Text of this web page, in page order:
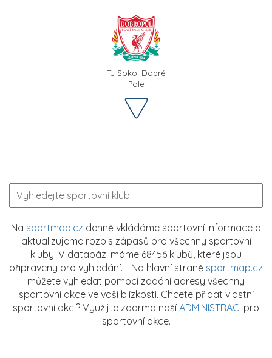
TJ Sokol Dobré
Pole
Na sportmap.cz denně vkládáme sportovní informace a
aktualizujeme rozpis zápasů pro všechny sportovní
kluby. V databázi máme 68456 klubů, které jsou
připraveny pro vyhledání. - Na hlavní straně sportmap.cz
můžete vyhledat pomocí zadání adresy všechny
sportovní akce ve vaší blízkosti. Chcete přidat vlastní
sportovní akci? Využijte zdarma naší ADMINISTRACI pro
sportovní akce.